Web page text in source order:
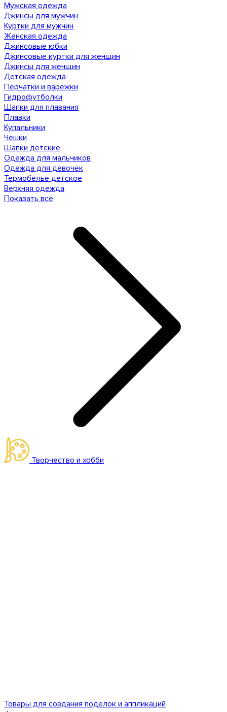
Мужская одежда
Джинсы для мужчин
Куртки для мужчин
Женская одежда
Джинсовые юбки
Джинсовые куртки для женщин
Джинсы для женщин
Детская одежда
Перчатки и варежки
Гидрофутболки
Шапки для плавания
Плавки
Купальники
Чешки
Шапки детские
Одежда для мальчиков
Одежда для девочек
Термобелье детское
Верхняя одежда
Показать все
Творчество и хобби
Товары для создания поделок и аппликаций